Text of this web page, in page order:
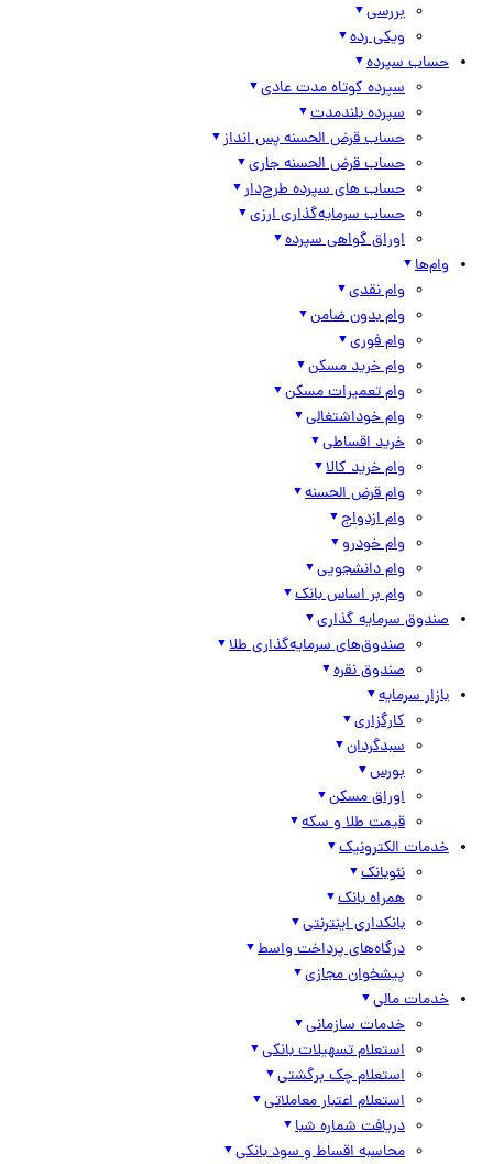
بررسی
ویکی رده
حساب سپرده
سپرده کوتاه مدت عادی
سپرده بلندمدت
حساب قرض الحسنه پس انداز
حساب قرض الحسنه جاری
حساب های سپرده طرح‌دار
حساب سرمایه‌گذاری ارزی
اوراق گواهی سپرده
وام‌ها
وام نقدی
وام بدون ضامن
وام فوری
وام خرید مسکن
وام تعمیرات مسکن
وام خوداشتغالی
خرید اقساطی
وام خرید کالا
وام قرض الحسنه
وام ازدواج
وام خودرو
وام دانشجویی
وام بر اساس بانک
صندوق سرمایه گذاری
صندوق‌های سرمایه‌گذاری طلا
صندوق نقره
بازار سرمایه
کارگزاری
سبدگردان
بورس
اوراق مسکن
قیمت طلا و سکه
خدمات الکترونیک
نئوبانک
همراه بانک
بانکداری اینترنتی
درگاه‌های پرداخت واسط
پیشخوان مجازی
خدمات مالی
خدمات سازمانی
استعلام تسهیلات بانکی
استعلام چک برگشتی
استعلام اعتبار معاملاتی
دریافت شماره شبا
محاسبه اقساط و سود بانکی